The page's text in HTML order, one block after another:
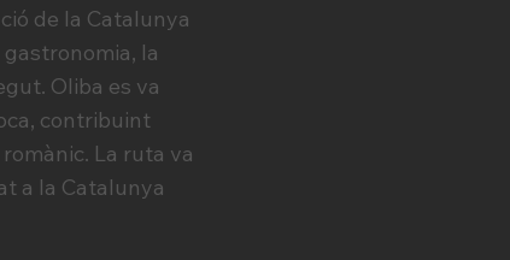
de la Catalunya
la
Oliba es va
contribuint
La ruta va
a la Catalunya